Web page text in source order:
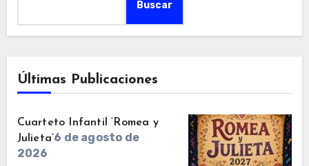
Buscar
Últimas Publicaciones
Cuarteto Infantil ‘Romea y
Julieta’6 de agosto de
2026